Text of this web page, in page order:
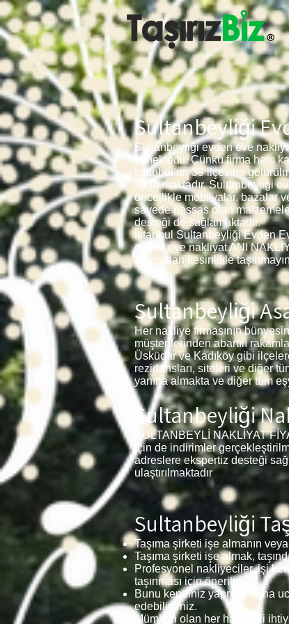
Sultanbeyliği
Sultanbeyliği evden eve
etmektedir. Çünkü firma hem
İstanbul’un 39 ilçesine
sağlamaktadır. Sultanbeyliği
öncellikle mobilyalar, bazalar
sayede hassas olan
desteği de sağlamaktadır.
İstanbul Sultanbeyliği Evden
evden eve nakliyat ANI
aramadan kesinlikle
Sultanbeyliği
Her nakliye firmasının
müşterilerinden abartılı
Üsküdar ve Kadıköy gibi
rezidansları, siteleri ve diğer
yanına almakta ve diğer tüm
Sultanbeyliği
SULTANBEYLİ NAKLİYAT
için de indirimler
adreslere ekspertiz desteği
ulaştırılmaktadır
Sultanbeyliği
Taşıma şirketi işe almanın
Taşıma şirketi işe almak,
Profesyonel nakliyeciler, işi
taşınması için önerilir.
Bunu kendiniz yapmak daha
edebilirsiniz.
Mümkün olan her hareketli